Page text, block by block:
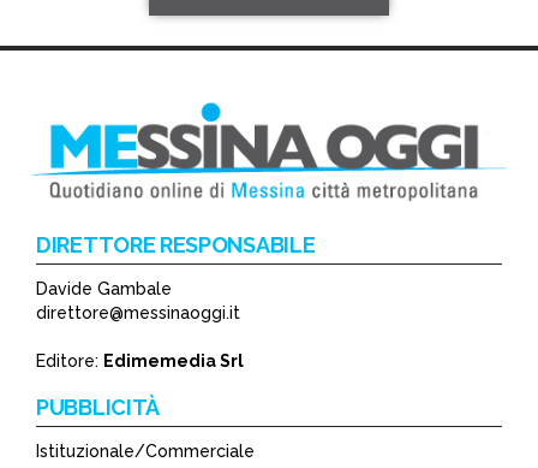
*
DIRETTORE RESPONSABILE
Davide Gambale
direttore@messinaoggi.it
Editore: Edimemedia Srl
PUBBLICITÀ
Istituzionale/Commerciale